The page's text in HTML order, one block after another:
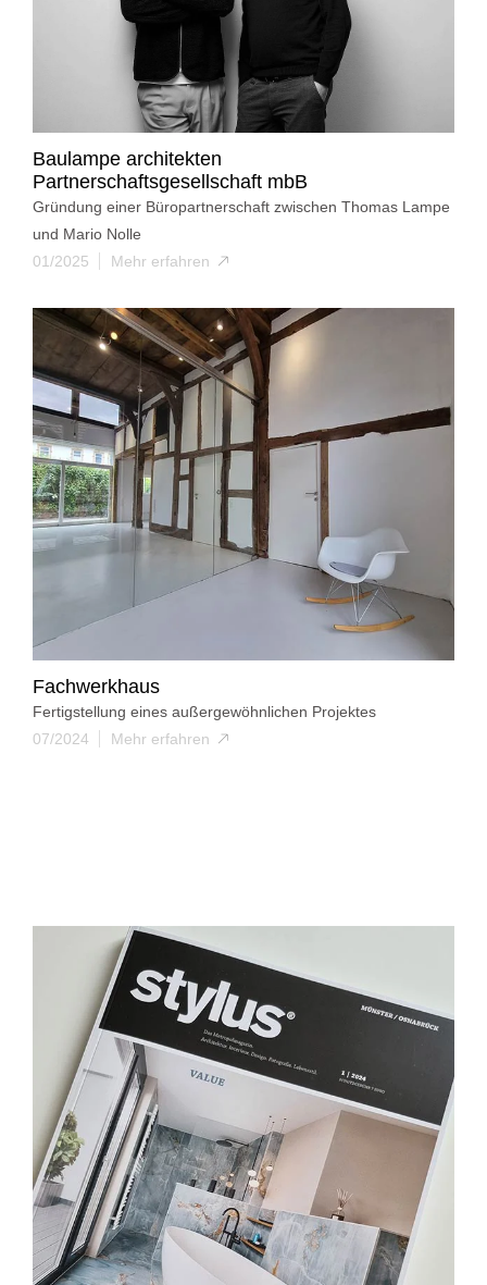
Baulampe architekten
Partnerschaftsgesellschaft mbB
Gründung einer Büropartnerschaft zwischen Thomas Lampe
und Mario Nolle
01/2025
Mehr erfahren
Fachwerkhaus
Fertigstellung eines außergewöhnlichen Projektes
07/2024
Mehr erfahren